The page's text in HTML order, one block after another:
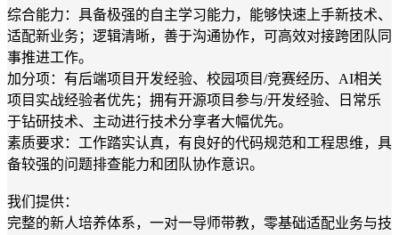
综合能力：具备极强的自主学习能力，能够快速上手新技术、
适配新业务；逻辑清晰，善于沟通协作，可高效对接跨团队同
事推进工作。
加分项：有后端项目开发经验、校园项目/竞赛经历、AI相关
项目实战经验者优先；拥有开源项目参与/开发经验、日常乐
于钻研技术、主动进行技术分享者大幅优先。
素质要求：工作踏实认真，有良好的代码规范和工程思维，具
备较强的问题排查能力和团队协作意识。
我们提供：
完整的新人培养体系，一对一导师带教，零基础适配业务与技